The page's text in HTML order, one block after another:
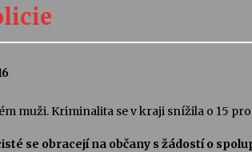
a Sukuba Ensemble
na integrační festival
šedesátka: 28. 7.–1. 8.
2026
ve Stromovce: Rufus
muži. Kriminalita se v kraji snížila o 15
se obracejí na občany s žádostí o